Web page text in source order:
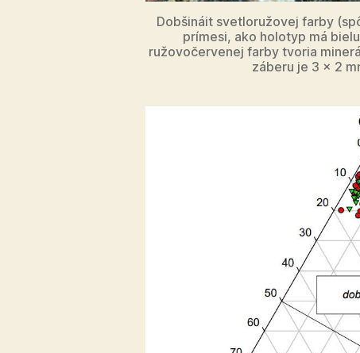
Dobšináit svetloružovej farby
prímesi, ako holotyp má
ružovočervenej farby tvoria
záberu je 3 × 2